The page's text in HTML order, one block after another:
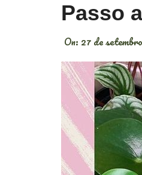
Passo
On: 27 de